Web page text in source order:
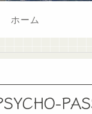
ホーム